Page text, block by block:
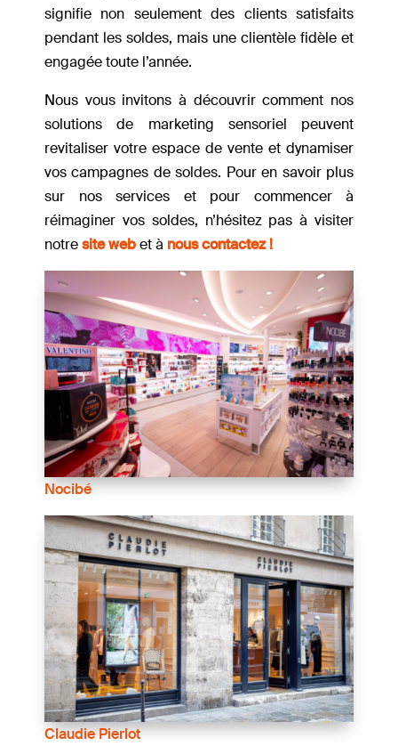
signifie non seulement des clients satisfaits
pendant les soldes, mais une clientèle fidèle et
engagée toute l’année.
Nous vous invitons à découvrir comment nos
solutions de marketing sensoriel peuvent
revitaliser votre espace de vente et dynamiser
vos campagnes de soldes. Pour en savoir plus
sur nos services et pour commencer à
réimaginer vos soldes, n’hésitez pas à visiter
notresite webet à nous contactez !
Nocibé
Claudie Pierlot